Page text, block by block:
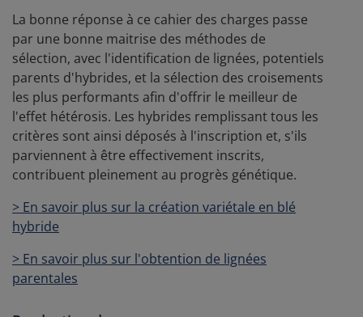
La bonne réponse à ce cahier des charges passe
par une bonne maitrise des méthodes de
sélection, avec l'identification de lignées, potentiels
parents d'hybrides, et la sélection des croisements
les plus performants afin d'offrir le meilleur de
l'effet hétérosis. Les hybrides remplissant tous les
critères sont ainsi déposés à l'inscription et, s'ils
parviennent à être effectivement inscrits,
contribuent pleinement au progrès génétique.
> En savoir plus sur la création variétale en blé
hybride
> En savoir plus sur l'obtention de lignées
parentales